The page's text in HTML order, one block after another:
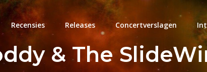
Recensies Releases Concertverslagen
& The